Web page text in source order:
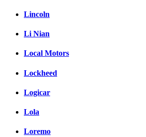
Lincoln
Li Nian
Local Motors
Lockheed
Logicar
Lola
Loremo